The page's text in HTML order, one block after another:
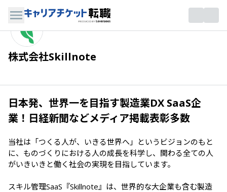
株式会社Skillnote
日本発、世界一を目指す製造業DX SaaS企
業！日経新聞などメディア掲載表彰多数
当社は「つくる人が、いきる世界へ」というビジョンのもと
に、ものづくりにおける人の成長を科学し、関わる全ての人
がいきいきと働く社会の実現を目指しています。
スキル管理SaaS『Skillnote』は、世界的な大企業も含む製造